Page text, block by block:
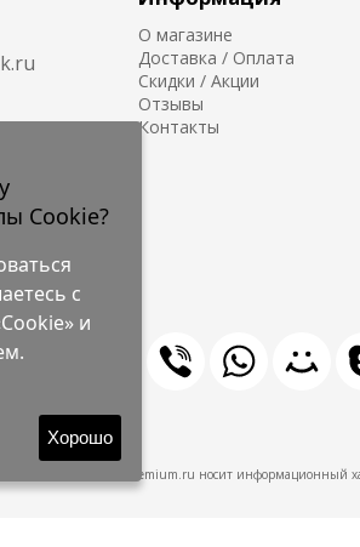
О магазине
Доставка / Оплата
Скидки / Акции
Отзывы
Контакты
Shaik-Premium.ru носит информационный
Cookie?
с
и
Хорошо